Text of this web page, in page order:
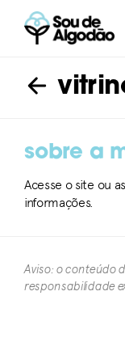
sobre a
Acesse o site ou
informações.
Aviso: o conteúdo
responsabilidade